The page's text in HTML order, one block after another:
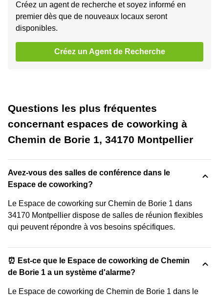
Créez un agent de recherche et soyez informé en
premier dès que de nouveaux locaux seront
disponibles.
Créez un Agent de Recherche
Questions les plus fréquentes
concernant espaces de coworking à
Chemin de Borie 1, 34170 Montpellier
Avez-vous des salles de conférence dans le
Espace de coworking?
Le Espace de coworking sur Chemin de Borie 1 dans
34170 Montpellier dispose de salles de réunion flexibles
qui peuvent répondre à vos besoins spécifiques.
⏰ Est-ce que le Espace de coworking de Chemin
de Borie 1 a un système d'alarme?
Le Espace de coworking de Chemin de Borie 1 dans le